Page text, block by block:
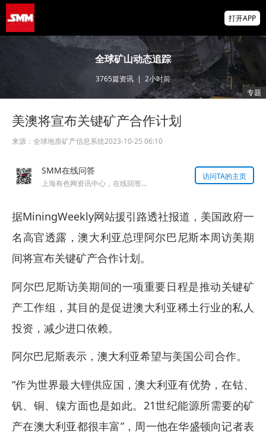
2026年8月钛业氢氧化铝公开招标招标公告
2026 SMM锌业大会圆满落幕！大咖云集 共
寻锌行业破局发展新机遇
掌上有色
打开APP
全球矿山动态追踪
3765篇资讯 | 2小时前
专题
美澳将宣布关键矿产合作计划
来源： 全球地质矿产信息系统2023-10-25 06:10
SMM在线问答
上海有色网资讯中心，在线回答您的提问！
访问TA的主页
据MiningWeekly网站援引路透社报道，美国政府一
名高官透露，澳大利亚总理阿尔巴尼斯本周访美期
间将宣布关键矿产合作计划。
阿尔巴尼斯访美期间的一项重要日程是推动关键矿
产工作组，其目的是促进澳大利亚稀土行业的私人
投资，减少进口依赖。
阿尔巴尼斯表示，澳大利亚希望与美国公司合作。
“作为世界最大锂供应国，澳大利亚有优势，在钴、
钒、铜、镍方面也是如此。21世纪能源所需要的矿
产在澳大利亚都很丰富”，周一他在华盛顿向记者表